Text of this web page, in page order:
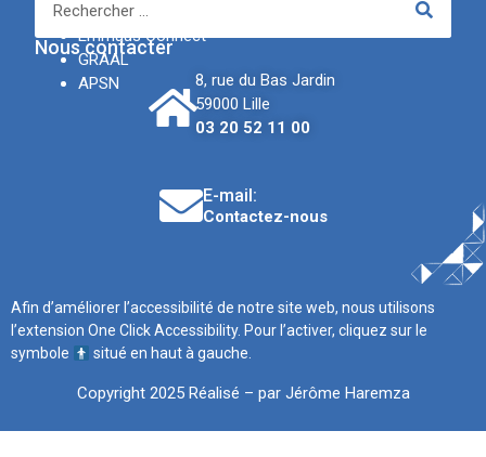
IREV
Emmaüs Connect
GRAAL
APSN
Nous contacter
8, rue du Bas Jardin
59000 Lille
03 20 52 11 00
E-mail:
Contactez-nous
Afin d’améliorer l’accessibilité de notre site web, nous utilisons
l’extension One Click Accessibility. Pour l’activer, cliquez sur le
symbole
situé en haut à gauche.
Copyright 2025 Réalisé – par Jérôme Haremza